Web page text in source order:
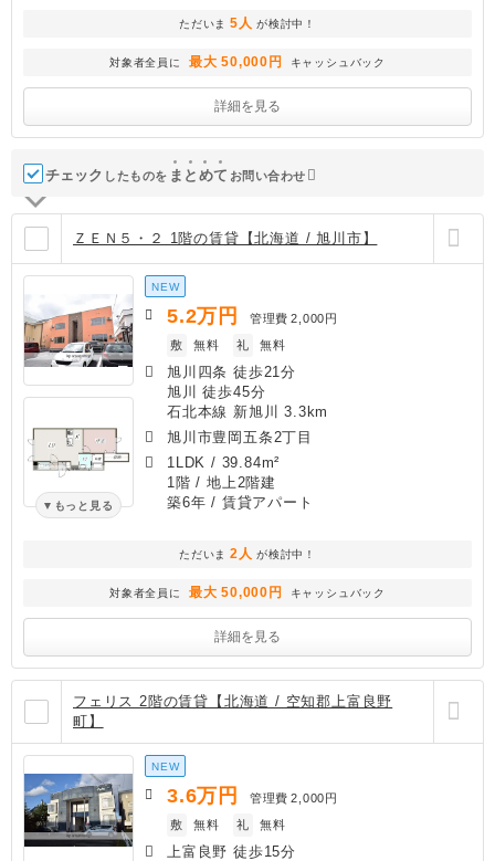
ただいま 5人 が検討中！
対象者全員に 最大 50,000円 キャッシュバック
詳細を見る
チェック したものを ま と めて お問い合わせ
ＺＥＮ５・２ 1階の賃貸【北海道 / 旭川市】
もっと見る
NEW
5.2万円 管理費 2,000円
敷
無料 礼 無料
旭川四条 徒歩21分
旭川 徒歩45分
石北本線 新旭川 3.3km
旭川市豊岡五条2丁目
1LDK / 39.84m²
1階 / 地上2階建
築6年 / 賃貸アパート
ただいま 2人 が検討中！
対象者全員に 最大 50,000円 キャッシュバック
詳細を見る
フェリス 2階の賃貸【北海道 / 空知郡上富良野
町】
NEW
3.6万円 管理費 2,000円
敷
無料 礼 無料
上富良野 徒歩15分